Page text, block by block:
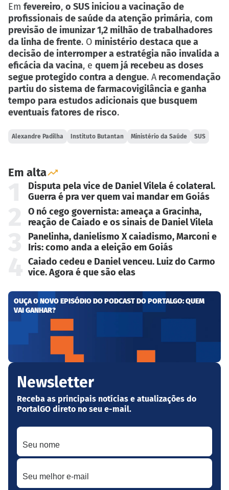
Em fevereiro, o SUS iniciou a vacinação de
profissionais de saúde da atenção primária, com
previsão de imunizar 1,2 milhão de trabalhadores
da linha de frente. O ministério destaca que a
decisão de interromper a estratégia não invalida a
eficácia da vacina, e quem já recebeu as doses
segue protegido contra a dengue. A recomendação
partiu do sistema de farmacovigilância e ganha
tempo para estudos adicionais que busquem
eventuais fatores de risco.
Alexandre Padilha Instituto Butantan Ministério da Saúde SUS
Em alta
Disputa pela vice de Daniel Vilela é colateral.
Guerra é pra ver quem vai mandar em Goiás
O nó cego governista: ameaça a Gracinha,
reação de Caiado e os sinais de Daniel Vilela
Panelinha, danielismo X caiadismo, Marconi e
Iris: como anda a eleição em Goiás
Caiado cedeu e Daniel venceu. Luiz do Carmo
vice. Agora é que são elas
OUÇA O NOVO EPISÓDIO DO PODCAST DO PORTALGO: QUEM
VAI GANHAR?
Newsletter
Receba as principais notícias e atualizações do
PortalGO direto no seu e-mail.
Seu nome
Seu melhor e-mail